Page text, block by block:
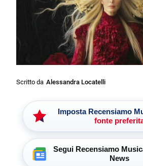
Scritto da Alessandra Locatelli
Imposta Recensiamo
fonte
Segui Recensiamo
News